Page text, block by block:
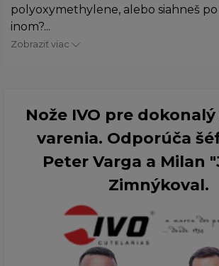
polyoxymethylene, alebo siahneš
inom?...
Zobraziť viac
Nože IVO pre
varenia. Odporúča
Peter Varga a Milan
Zimnýkoval.